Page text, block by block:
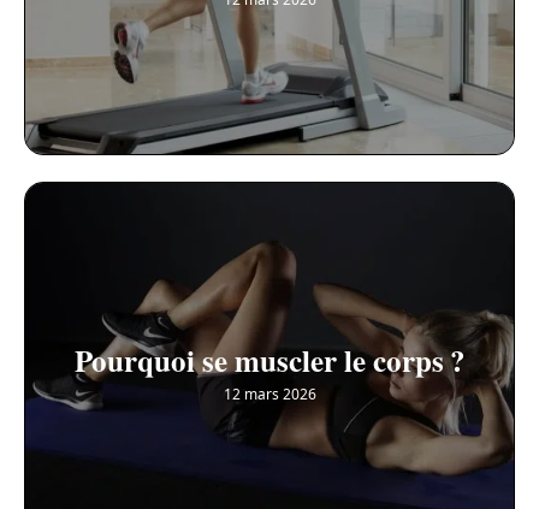
Pourquoi se muscler le corps ?
12 mars 2026